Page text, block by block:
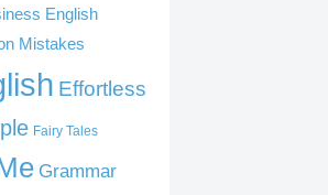
English
Mistakes
Effortless
Fairy Tales
Grammar